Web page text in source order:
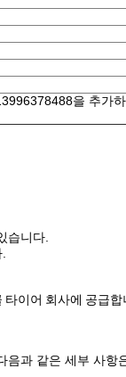
을 추가
습니다.
이어 회사에 공급
과 같은 세부 사항